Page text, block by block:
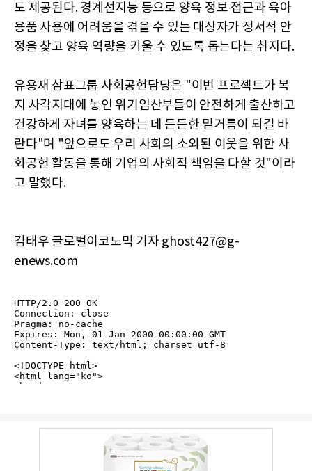
도 제공된다. 경계선지능 등으로 양육 정보 접근과 육아
용품 사용에 어려움을 겪을 수 있는 대상자가 정서적 안
정을 찾고 양육 역량을 키울 수 있도록 돕는다는 취지다.
유용재 삼표그룹 사회공헌담당은 "이번 프로젝트가 복
지 사각지대에 놓인 위기임산부들이 안전하게 출산하고
건강하게 자녀를 양육하는 데 든든한 밑거름이 되길 바
란다"며 "앞으로도 우리 사회의 소외된 이웃을 위한 사
회공헌 활동을 통해 기업의 사회적 책임을 다할 것"이라
고 말했다.
김태우 글로벌이코노믹 기자 ghost427@g-
enews.com